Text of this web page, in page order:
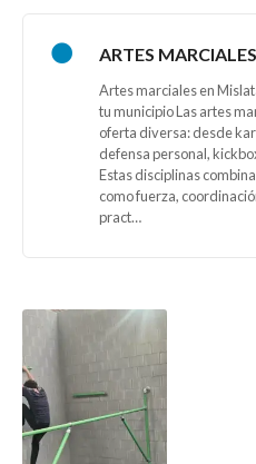
ARTES MARCIALES
Artes marciales en
tu municipio Las artes
oferta diversa: desde
defensa personal,
Estas disciplinas
como fuerza,
pract…